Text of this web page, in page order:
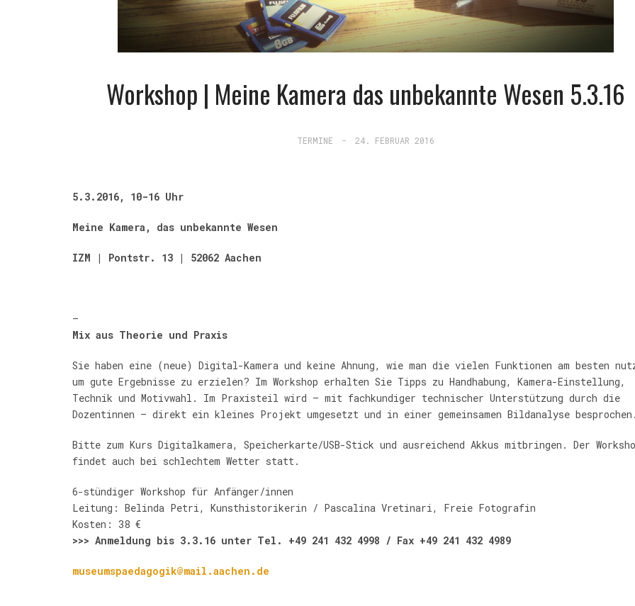
Workshop | Meine Kamera das unbekannte Wesen 5.3.16
TERMINE - 24. FEBRUAR 2016
5.3.2016, 10-16 Uhr
Meine Kamera, das unbekannte Wesen
IZM | Pontstr. 13 | 52062 Aachen
—
Mix aus Theorie und Praxis
Sie haben eine (neue) Digital-Kamera und keine Ahnung, wie man die vielen Funktionen am besten
um gute Ergebnisse zu erzielen? Im Workshop erhalten Sie Tipps zu Handhabung, Kamera-Einstellung,
Technik und Motivwahl. Im Praxisteil wird – mit fachkundiger technischer Unterstützung durch die
Dozentinnen – direkt ein kleines Projekt umgesetzt und in einer gemeinsamen Bildanalyse besprochen.
Bitte zum Kurs Digitalkamera, Speicherkarte/USB-Stick und ausreichend Akkus mitbringen. Der
findet auch bei schlechtem Wetter statt.
6-stündiger Workshop für Anfänger/innen
Leitung: Belinda Petri, Kunsthistorikerin / Pascalina Vretinari, Freie Fotografin
Kosten: 38 €
>>> Anmeldung bis 3.3.16 unter Tel. +49 241 432 4998 / Fax +49 241 432 4989
museumspaedagogik@mail.aachen.de